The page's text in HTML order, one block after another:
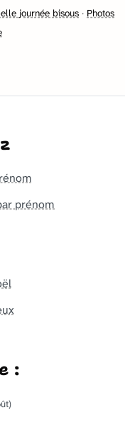
journée bisous · Photos
prénom
: